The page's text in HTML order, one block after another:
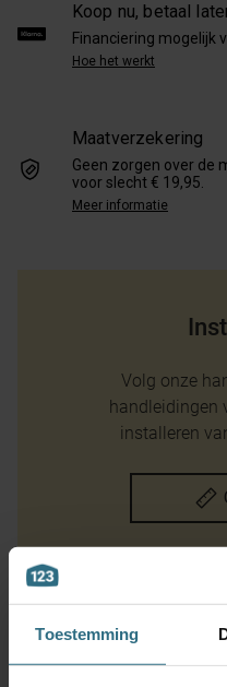
Toestemming
Koop nu, betaal
Financiering mogelijk
Hoe het werkt
Maatverzekering
Geen zorgen over de
voor slecht € 19,95.
Meer informatie
Volg onze
handleidingen
installeren